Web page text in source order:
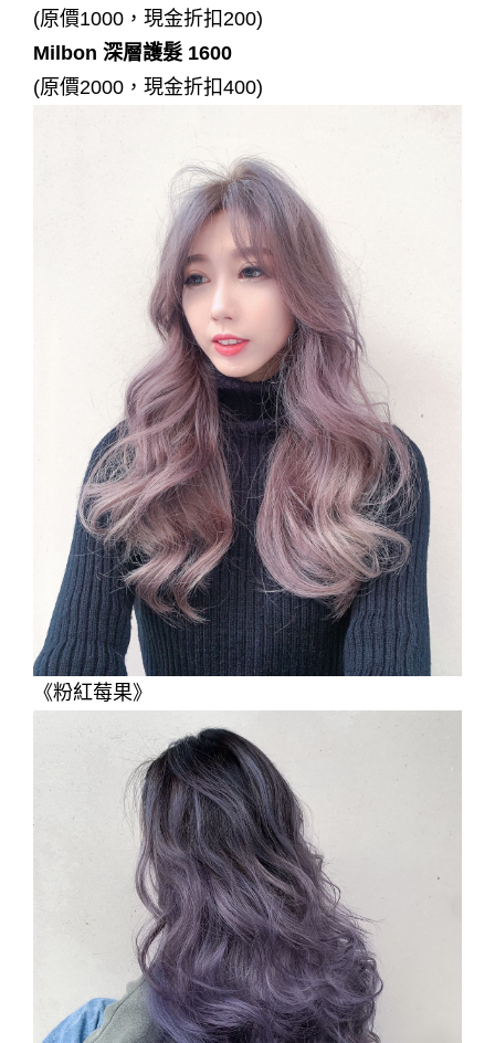
(原價1000，現金折扣200)
Milbon 深層護髮 1600
(原價2000，現金折扣400)
《粉紅莓果》